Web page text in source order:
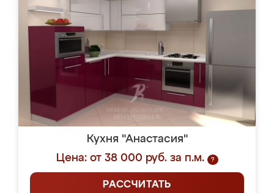
Кухня "Анастасия"
Цена: от 38 000 руб. за п.м.
?
РАССЧИТАТЬ